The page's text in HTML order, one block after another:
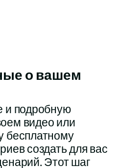
о вашем
и подробную
видео или
бесплатному
создать для вас
Этот шаг